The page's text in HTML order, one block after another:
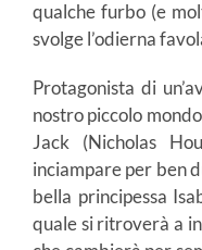
qualche furbo (e
svolge l’odierna
Protagonista di
nostro piccolo
Jack (Nicholas
inciampare per ben
bella principessa
quale si ritroverà a